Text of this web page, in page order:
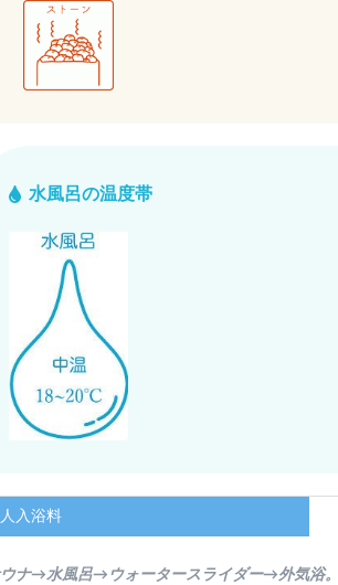
水風呂の温度帯
入浴料
ウナ→水風呂→ウォータースライダー→外気浴